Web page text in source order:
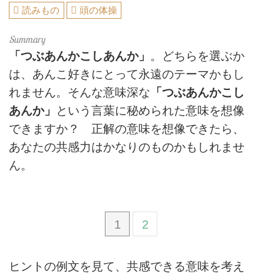
読みもの 頭の体操
「つぶあんかこしあんか」 。どちらを選ぶか
は、あんこ好きにとって永遠のテーマかもし
れません。そんな意味深な 「つぶあんかこし
あんか」
という言葉に秘められた意味を想像
できますか？ 正解の意味を想像できたら、
あなたの共感力はかなりのものかもしれませ
ん。
1 2
ヒントの例文を見て、共感できる意味を考え